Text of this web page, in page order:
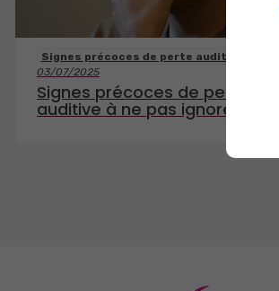
Signes précoces de perte auditive
03/07/2025
Signes précoces de perte
auditive à ne pas ignorer